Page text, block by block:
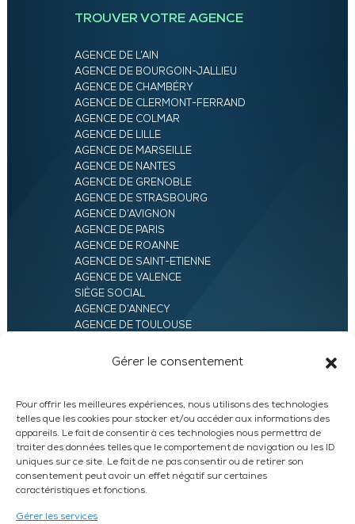
Gérer le consentement
Pour offrir les meilleures expériences, nous utilisons des technologies
telles que les cookies pour stocker et/ou accéder aux informations des
appareils. Le fait de consentir à ces technologies nous permettra de
traiter des données telles que le comportement de navigation ou les ID
uniques sur ce site. Le fait de ne pas consentir ou de retirer son
consentement peut avoir un effet négatif sur certaines
caractéristiques et fonctions.
Gérer les services
TROUVER VOTRE AGENCE
AGENCE DE L’AIN
AGENCE DE BOURGOIN-JALLIEU
AGENCE DE CHAMBÉRY
AGENCE DE CLERMONT-FERRAND
AGENCE DE COLMAR
AGENCE DE LILLE
AGENCE DE MARSEILLE
AGENCE DE NANTES
AGENCE DE GRENOBLE
AGENCE DE STRASBOURG
AGENCE D’AVIGNON
AGENCE DE PARIS
AGENCE DE ROANNE
AGENCE DE SAINT-ETIENNE
AGENCE DE VALENCE
SIÈGE SOCIAL
AGENCE D’ANNECY
AGENCE DE TOULOUSE
AGENCE D’ORLÉANS